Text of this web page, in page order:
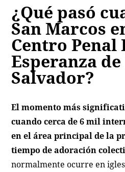
¿Qué pasó
San Marcos
Centro Penal
Esperanza
Salvador?
El momento más
cuando cerca de 6 mil
en el área principal de la
tiempo de adoración
normalmente ocurre en